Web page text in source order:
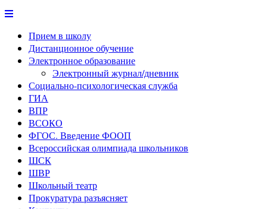
Прием в школу
Дистанционное обучение
Электронное образование
Электронный журнал/дневник
Социально-психологическая служба
ГИА
ВПР
ВСОКО
ФГОС. Введение ФООП
Всероссийская олимпиада школьников
ШСК
ШВР
Школьный театр
Прокуратура разъясняет